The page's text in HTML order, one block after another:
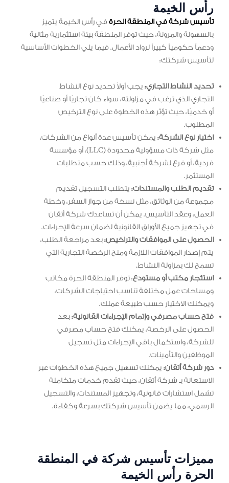
رأس الخيمة
تأسيس شركة في المنطقة الحرةفي رأس الخيمة يتميز
بالسهولة والمرونة، حيث توفر المنطقة بيئة استثمارية مثالية
ودعماً حكومياً كبيراً لرواد الأعمال. فيما يلي الخطوات الأساسية
لتأسيس شركتك:
تحديد النشاط التجاري: يجب أولاً تحديد نوع النشاط
التجاري الذي ترغب في مزاولته، سواء كان تجاريًا أو صناعيًا
أو خدميًا، حيث تؤثر هذه الخطوة على نوع الترخيص
المطلوب.
اختيار نوع الشركة: يمكن تأسيس عدة أنواع من الشركات،
مثل شركة ذات مسؤولية محدودة (LLC)، أو مؤسسة
فردية، أو فرع لشركة أجنبية، وذلك حسب متطلبات
المستثمر.
تقديم الطلب والمستندات: يتطلب التسجيل تقديم
مجموعة من الوثائق، مثل نسخة من جواز السفر، وخطة
العمل، وعقد التأسيس. يمكن أن تساعدك شركة أتقان
في تجهيز جميع الأوراق القانونية لضمان سرعة الإجراءات.
الحصول على الموافقات والتراخيص:بعد مراجعة الطلب،
يتم إصدار الموافقات اللازمة ومنح الرخصة التجارية التي
تسمح لك بمزاولة النشاط.
استئجار مكتب أو مستودع: توفر المنطقة الحرة مكاتب
ومساحات عمل مختلفة تناسب احتياجات الشركات،
ويمكنك الاختيار حسب طبيعة عملك.
فتح حساب مصرفي وإتمام الإجراءات القانونية:بعد
الحصول على الرخصة، يمكنك فتح حساب مصرفي
للشركة، واستكمال باقي الإجراءات مثل تسجيل
الموظفين والتأمينات.
دور شركة أتقان: يمكنك تسهيل جميع هذه الخطوات عبر
الاستعانة بـ شركة أتقان، حيث تقدم خدمات متكاملة
تشمل استشارات قانونية، وتجهيز المستندات، والتسجيل
الرسمي، مما يضمن تأسيس شركتك بسرعة وكفاءة.
مميزات تأسيس شركة في المنطقة
الحرة رأس الخيمة